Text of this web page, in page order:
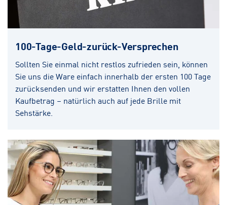
100-Tage-Geld-zurück-Versprechen
Sollten Sie einmal nicht restlos zufrieden sein, können
Sie uns die Ware einfach innerhalb der ersten 100 Tage
zurücksenden und wir erstatten Ihnen den vollen
Kaufbetrag – natürlich auch auf jede Brille mit
Sehstärke.